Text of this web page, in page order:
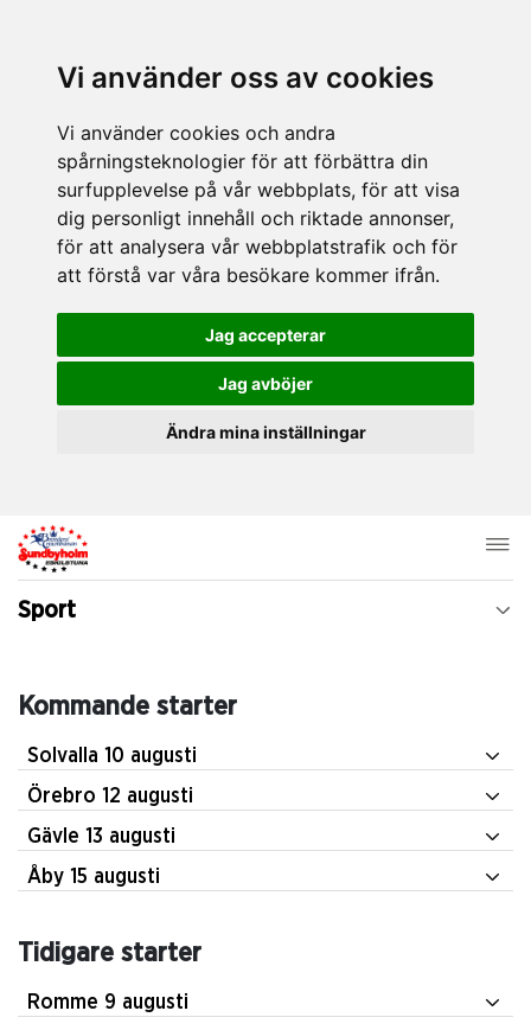
Vi använder oss av cookies
Vi använder cookies och andra
spårningsteknologier för att förbättra din
surfupplevelse på vår webbplats, för att visa
dig personligt innehåll och riktade annonser,
för att analysera vår webbplatstrafik och för
att förstå var våra besökare kommer ifrån.
Jag accepterar
Jag avböjer
Ändra mina inställningar
Sport
Kommande starter
Solvalla 10 augusti
Örebro 12 augusti
Gävle 13 augusti
Åby 15 augusti
Tidigare starter
Romme 9 augusti